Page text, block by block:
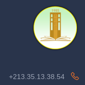
213.35.13.38.54+